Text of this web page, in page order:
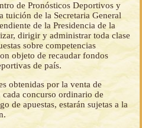
de Pronósticos Deportivos y
tuición de la Secretaria General
de la Presidencia de la
dirigir y administrar toda clase
sobre competencias
objeto de recaudar fondos
de país.
obtenidas por la venta de
cada concurso ordinario de
de apuestas, estarán sujetas a la